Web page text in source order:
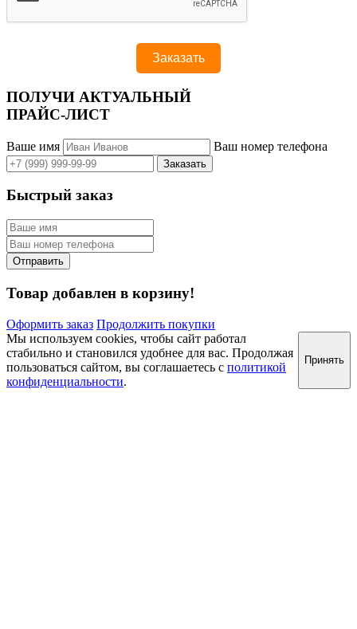
ПОЛУЧИ АКТУАЛЬНЫЙ
ПРАЙС-ЛИСТ
Ваше имя Ваш номер телефона
Быстрый заказ
Товар добавлен в корзину!
Оформить заказ Продолжить покупки
Мы используем cookies, чтобы сайт работал
стабильно и становился удобнее для вас. Продолжая
пользоваться сайтом, вы соглашаетесь с политикой
конфиденциальности.
Принять